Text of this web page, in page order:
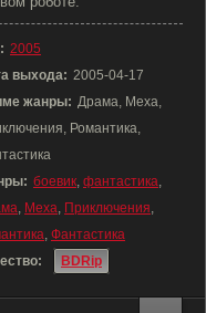
2005
выхода: 2005-04-17
жанры: Драма, Меха,
Романтика,
боевик, фантастика,
, Меха, Приключения,
, Фантастика
BDRip